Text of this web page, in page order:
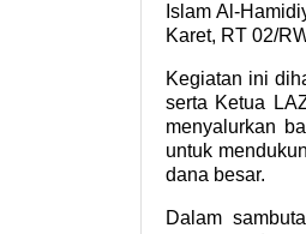
Islam Al-
Karet, RT 02/
Kegiatan ini
serta Ketua
menyalurkan
untuk
dana besar.
Dalam